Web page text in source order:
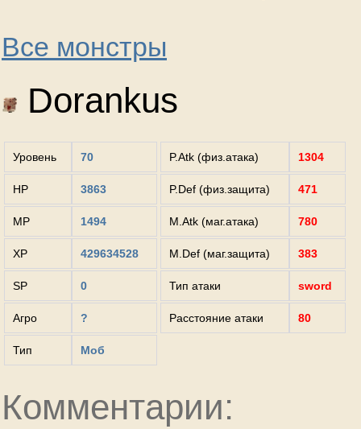
Все монстры
Dorankus
Уровень 70
HP 3863
MP 1494
XP 429634528
SP 0
Агро ?
Тип Моб
P.Atk (физ.атака) 1304
P.Def (физ.защита) 471
M.Atk (маг.атака) 780
M.Def (маг.защита) 383
Тип атаки sword
Расстояние атаки 80
Комментарии: